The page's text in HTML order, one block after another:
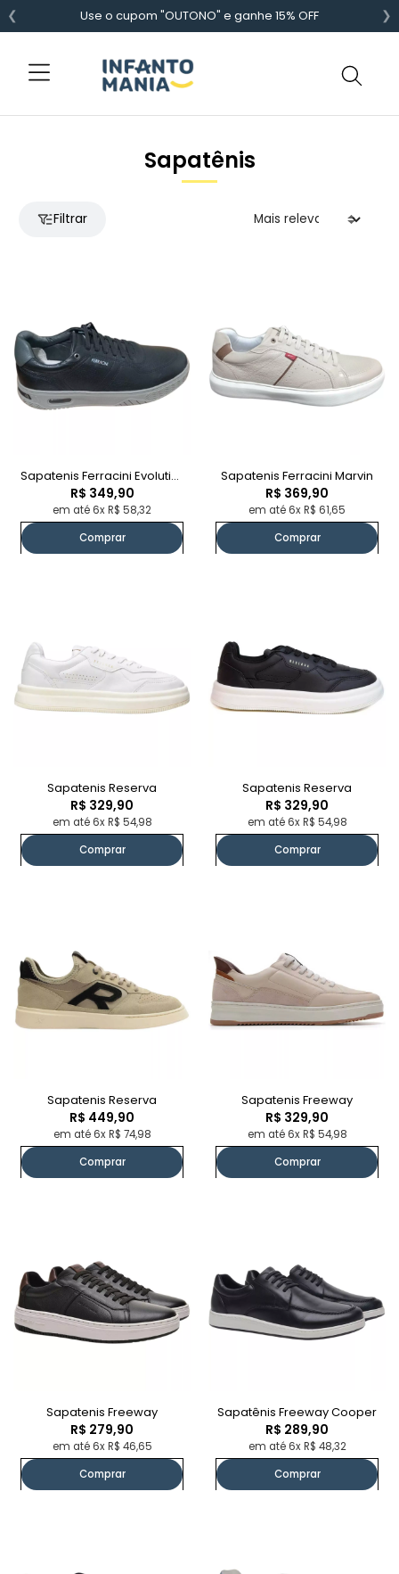
Use o cupom "OUTONO" e ganhe 15% OFF
❮ ❯
Sapatênis
Filtrar
Sapatenis Ferracini Evolution
R$ 349,90
em até 6x R$ 58,32
Comprar
Sapatenis Ferracini Marvin
R$ 369,90
em até 6x R$ 61,65
Comprar
Sapatenis Reserva
R$ 329,90
em até 6x R$ 54,98
Comprar
Sapatenis Reserva
R$ 329,90
em até 6x R$ 54,98
Comprar
Sapatenis Reserva
R$ 449,90
em até 6x R$ 74,98
Comprar
Sapatenis Freeway
R$ 329,90
em até 6x R$ 54,98
Comprar
Sapatenis Freeway
R$ 279,90
em até 6x R$ 46,65
Comprar
Sapatênis Freeway Cooper
R$ 289,90
em até 6x R$ 48,32
Comprar